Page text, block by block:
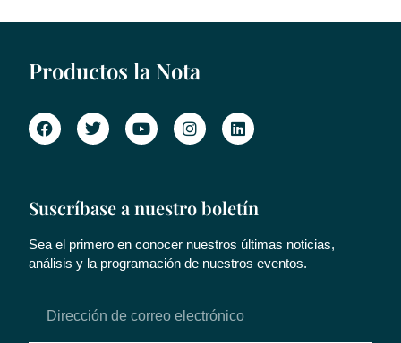
Productos la Nota
Suscríbase a nuestro boletín
Sea el primero en conocer nuestros últimas noticias,
análisis y la programación de nuestros eventos.